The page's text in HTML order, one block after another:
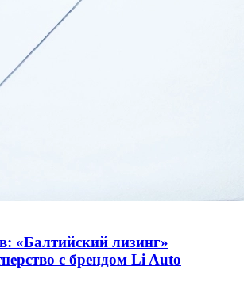
«Балтийский лизинг»
с брендом Li Auto